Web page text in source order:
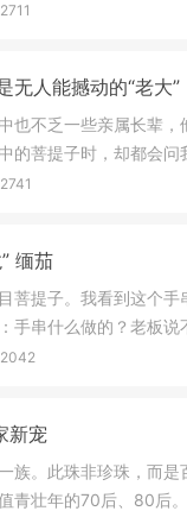
2711
无人能撼动的“老大”
也不乏一些亲属长辈，
的菩提子时，却都会问
2741
缅茄
菩提子。我看到这个手
手串什么做的？老板说
2042
新宠
。此珠非珍珠，而是
青壮年的70后、80后